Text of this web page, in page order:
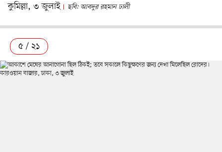
কুমিল্লা, ৩ জুলাই
ছবি: আবদুর রহমান ঢালী
৫ / ২১